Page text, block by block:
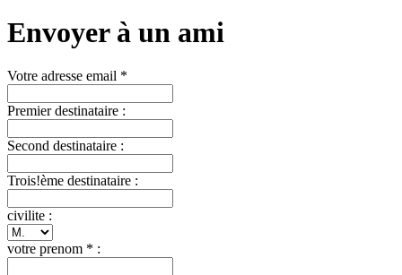
Envoyer à un ami
Votre adresse email *
Premier destinataire :
Second destinataire :
Trois!ème destinataire :
civilite :
votre prenom * :